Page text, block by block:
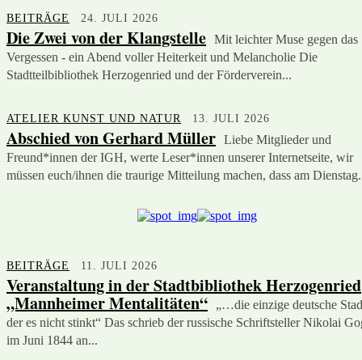
BEITRÄGE 24. JULI 2026
Die Zwei von der Klangstelle Mit leichter Muse gegen das
Vergessen - ein Abend voller Heiterkeit und Melancholie Die
Stadtteilbibliothek Herzogenried und der Förderverein...
ATELIER KUNST UND NATUR 13. JULI 2026
Abschied von Gerhard Müller Liebe Mitglieder und
Freund*innen der IGH, werte Leser*innen unserer Internetseite, wir
müssen euch/ihnen die traurige Mitteilung machen, dass am
BEITRÄGE 11. JULI 2026
Veranstaltung in der Stadtbibliothek Herzogenried
„Mannheimer Mentalitäten“
„…die einzige deutsche
der es nicht stinkt“ Das schrieb der russische Schriftsteller Nikolai
im Juni 1844 an...